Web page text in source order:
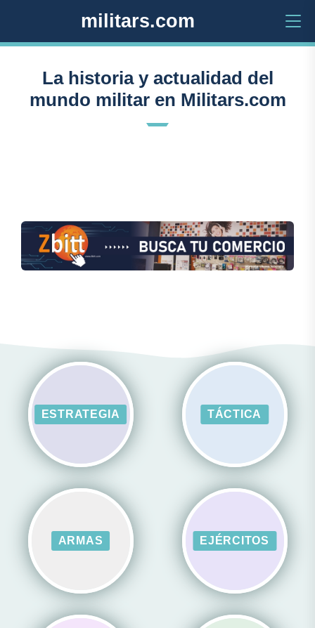
militars.com
La historia y actualidad del
mundo militar en Militars.com
ESTRATEGIA TÁCTICA
ARMAS EJÉRCITOS